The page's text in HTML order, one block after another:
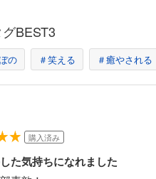
BEST3
の ＃笑える ＃癒やされる
購入済み
た気持ちになれました